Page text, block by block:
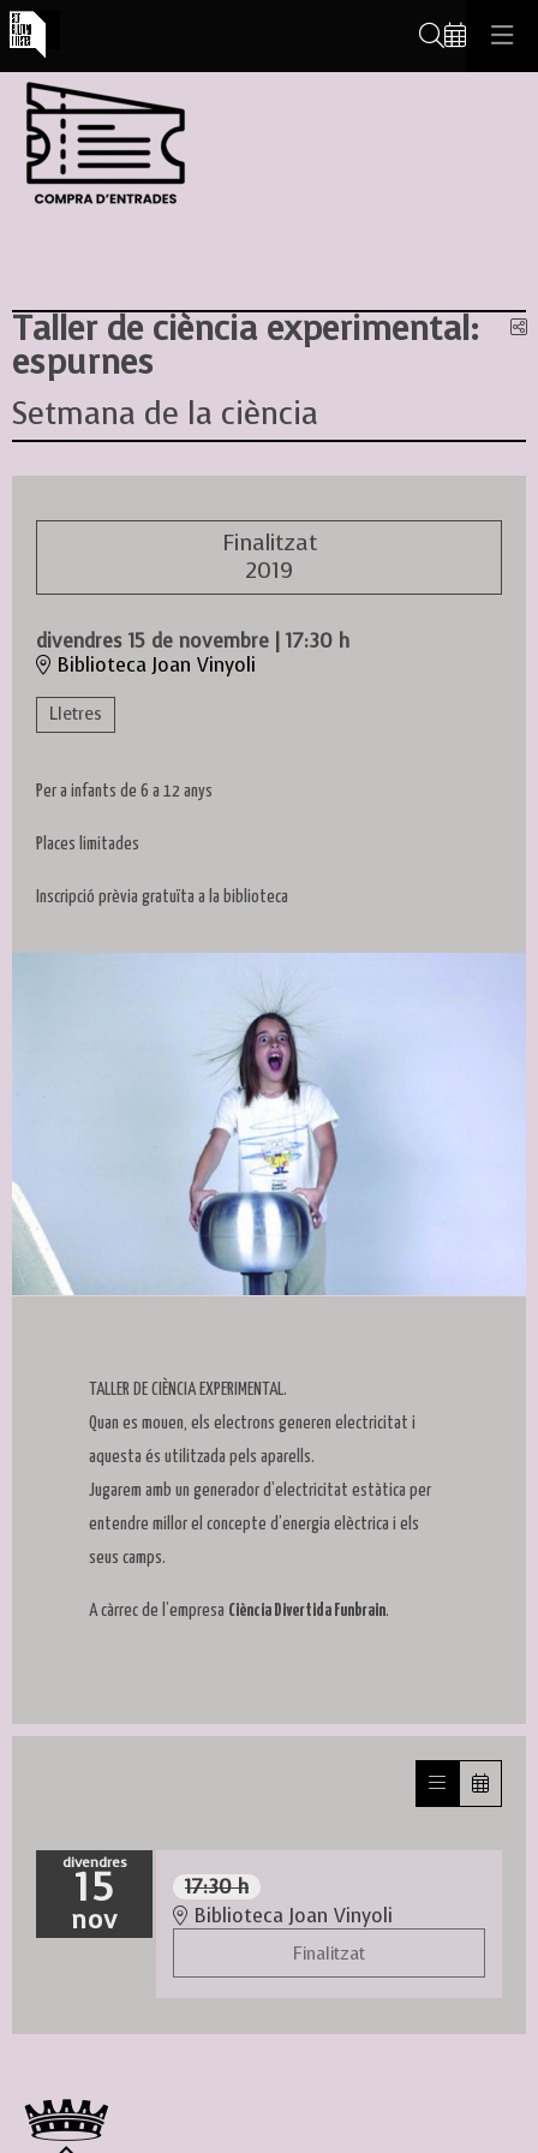
Taller de ciència experimental:
espurnes
Setmana de la ciència
Finalitzat
2019
divendres 15 de novembre | 17:30 h
Biblioteca Joan Vinyoli
Lletres
Per a infants de 6 a 12 anys
Places limitades
Inscripció prèvia gratuïta a la biblioteca
TALLER DE CIÈNCIA EXPERIMENTAL.
Quan es mouen, els electrons generen electricitat i
aquesta és utilitzada pels aparells.
Jugarem amb un generador d’electricitat estàtica per
entendre millor el concepte d’energia elèctrica i els
seus camps.
A càrrec de l’empresa Ciència Divertida Funbrain.
divendres
15
nov
17:30 h
Biblioteca Joan Vinyoli
Finalitzat